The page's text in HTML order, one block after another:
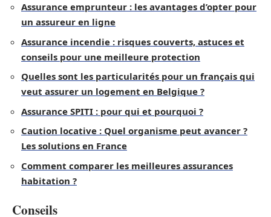
Assurance emprunteur : les avantages d’opter pour
un assureur en ligne
Assurance incendie : risques couverts, astuces et
conseils pour une meilleure protection
Quelles sont les particularités pour un français qui
veut assurer un logement en Belgique ?
Assurance SPITI : pour qui et pourquoi ?
Caution locative : Quel organisme peut avancer ?
Les solutions en France
Comment comparer les meilleures assurances
habitation ?
Conseils